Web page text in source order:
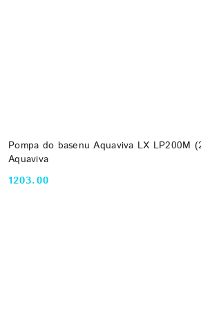
Pompa do basenu Aquaviva LX LP200M
Aquaviva
Cena:
1203.00